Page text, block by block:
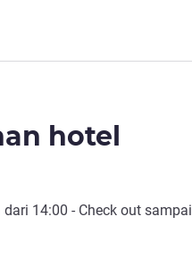
hotel
dari 14:00 - Check out sampai